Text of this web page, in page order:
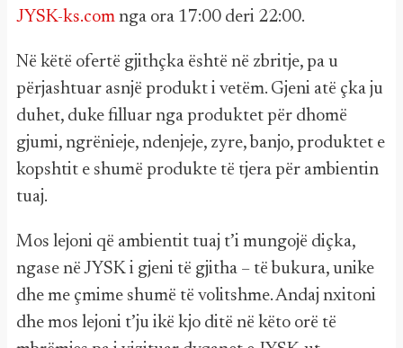
JYSK-ks.com nga ora 17:00 deri 22:00.
Në këtë ofertë gjithçka është në zbritje, pa u
përjashtuar asnjë produkt i vetëm. Gjeni atë çka ju
duhet, duke filluar nga produktet për dhomë
gjumi, ngrënieje, ndenjeje, zyre, banjo, produktet e
kopshtit e shumë produkte të tjera për ambientin
tuaj.
Mos lejoni që ambientit tuaj t’i mungojë diçka,
ngase në JYSK i gjeni të gjitha – të bukura, unike
dhe me çmime shumë të volitshme. Andaj nxitoni
dhe mos lejoni t’ju ikë kjo ditë në këto orë të